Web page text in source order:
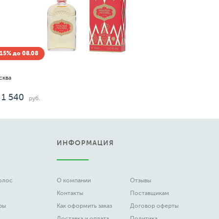
Скидка -15% до 08.08
от 72
ИНФОРМАЦИЯ
О компании
Контакты
Как оформить заказ
Отзывы
Поставщикам
Договор оферты